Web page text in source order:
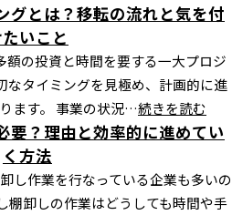
グとは？移転の流れと気を付
いこと
額の投資と時間を要する一大プロジ
なタイミングを見極め、計画的に進
ます。 事業の状況…続きを読む
要？理由と効率的に進めてい
く方法
し作業を行なっている企業も多いの
棚卸しの作業はどうしても時間や手